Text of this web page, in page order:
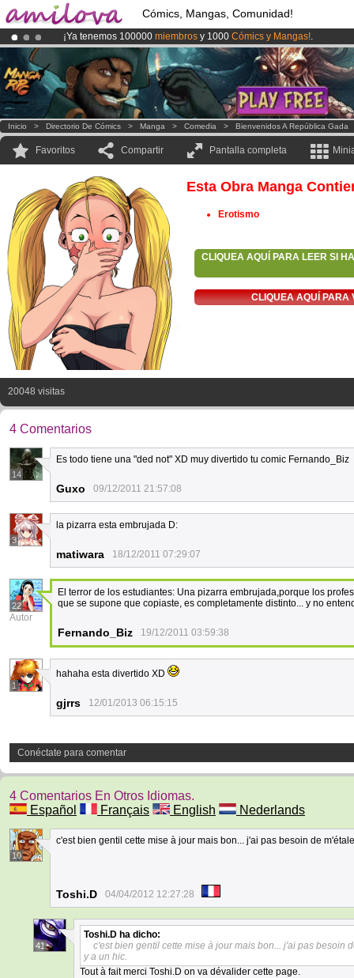
Cómics, Mangas, Comunidad!
¡Ya tenemos 100000 miembros y 1000 Cómics y Mangas!.
¡El Kickstarter Amilova está desormado lanzado!.
¡Conviertete en Premium por3.95 euros al mes!Hazte Premium ya
Inicio > Directorio De Cómics > Manga > Comedia > Bienvenidos A República Gada
Favoritos Compartir Pantalla completa
Esta Obra Manga
Erotismo
CLIQUEA AQUÍ PARA LEER SI
CLIQUEA AQUÍ PARA
20048 visitas
4 Comentarios
14
Es todo tiene una "ded not" XD muy divertido tu comic Fernando_Biz
Guxo 09/12/2011 21:57:08
3
la pizarra esta embrujada D:
matiwara 18/12/2011 07:29:07
22
Autor
El terror de los estudiantes: Una pizarra embrujada,porque los
que se supone que copiaste, es completamente distinto... y no
Fernando_Biz 19/12/2011 03:59:38
1
hahaha esta divertido XD
gjrrs 12/01/2013 06:15:15
Conéctate para comentar
4 Comentarios En Otros Idiomas.
Español
Français English Nederlands
10
c'est bien gentil cette mise à jour mais bon... j'ai pas besoin de
Toshi.D 04/04/2012 12:27:28
41
Toshi.D ha dicho:
c'est bien gentil cette mise à jour mais bon... j'ai pas besoin
y a un hic.
Tout à fait merci Toshi.D on va dévalider cette page.